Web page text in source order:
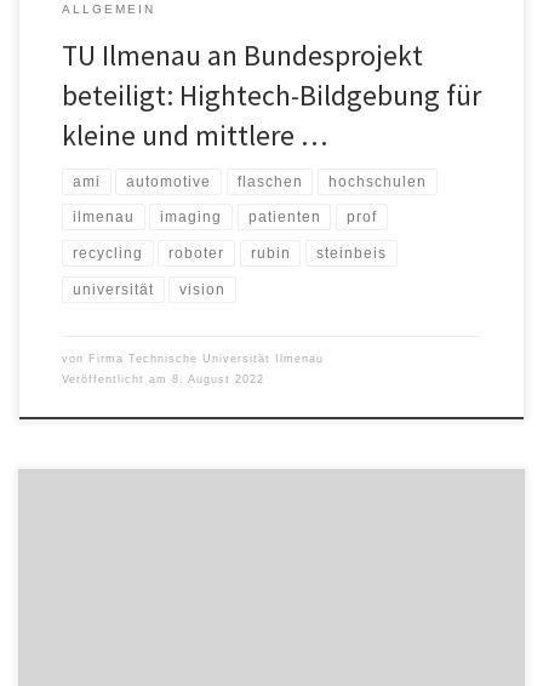
ALLGEMEIN
TU Ilmenau an Bundesprojekt
beteiligt: Hightech-Bildgebung für
kleine und mittlere …
ami automotive flaschen hochschulen
ilmenau imaging patienten prof
recycling roboter rubin steinbeis
universität vision
von Firma Technische Universität Ilmenau
Veröffentlicht am 8. August 2022